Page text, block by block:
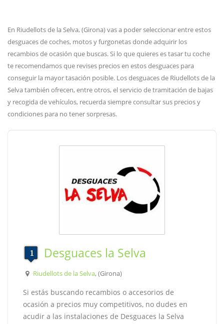
En Riudellots de la Selva, (Girona) vas a poder seleccionar entre estos
desguaces de coches, motos y furgonetas donde adquirir los
recambios de ocasión que buscas. Si lo que quieres es tasar tu coche
te recomendamos que revises precios en estos desguaces para
conseguir la mayor tasación posible. Los desguaces de Riudellots de la
Selva también ofrecen, entre otros, el servicio de tramitación de bajas
y recogida de vehículos, recuerda siempre consultar sus precios y
condiciones para no tener sorpresas.
Desguaces la Selva
Riudellots de la Selva, (Girona)
Si estás buscando recambios o accesorios de
ocasión a precios muy competitivos, no dudes en
acudir a las instalaciones de Desguaces la Selva